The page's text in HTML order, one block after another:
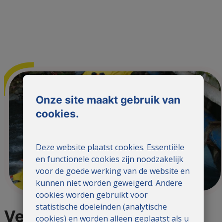
Verontreinigd water
Onze site maakt gebruik van
cookies.
Deze website plaatst cookies. Essentiële
en functionele cookies zijn noodzakelijk
voor de goede werking van de website en
kunnen niet worden geweigerd. Andere
cookies worden gebruikt voor
statistische doeleinden (analytische
cookies) en worden alleen geplaatst als u